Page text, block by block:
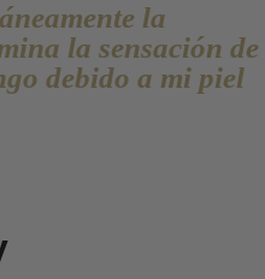
la
la sensación de
debido a mi piel